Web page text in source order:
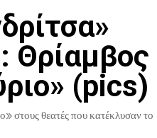
Θρίαμβος
(pics)
στους θεατές που κατέκλυσαν το